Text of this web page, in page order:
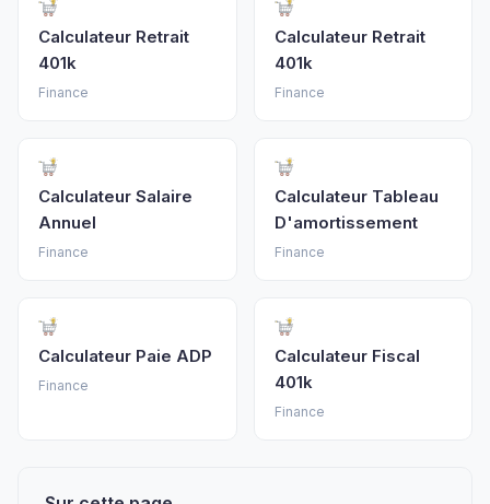
Calculateur Retrait
401k
Finance
Calculateur Retrait
401k
Finance
Calculateur Salaire
Annuel
Finance
Calculateur Tableau
D'amortissement
Finance
Calculateur Paie ADP
Finance
Calculateur Fiscal
401k
Finance